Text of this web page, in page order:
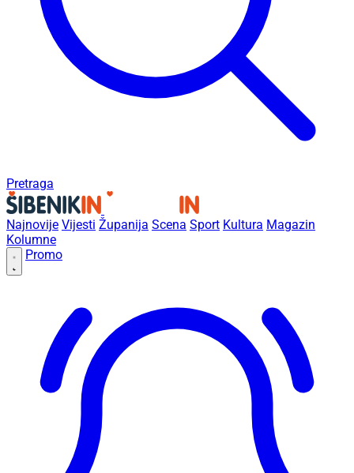
Pretraga
Najnovije Vijesti Županija Scena Sport Kultura Magazin
Kolumne
Promo